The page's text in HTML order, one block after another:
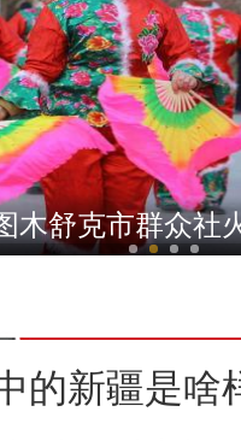
金茂芳：新中国
工社火展演暨
的新疆是啥